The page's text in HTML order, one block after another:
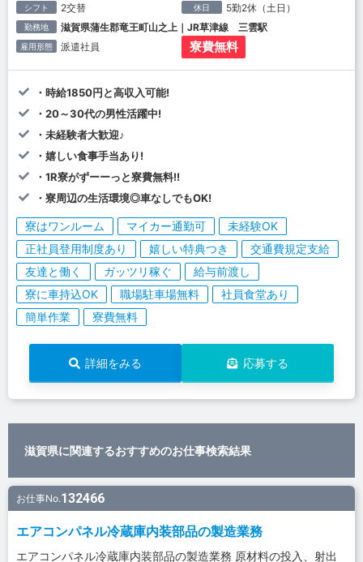
シフト 2交替 休日 5勤2休（土日）
勤務地 滋賀県蒲生郡竜王町山之上｜JR草津線 三雲駅
雇用形態 派遣社員 寮費無料
・時給1850円と高収入可能!
・20～30代の男性活躍中!
・未経験者大歓迎♪
・嬉しい食事手当あり!
・1R寮がずーーっと寮費無料!!
・寮周辺の生活環境◎車なしでもOK!
寮はワンルーム マイカー通勤可
未経験OK
正社員登用制度あり
嬉しい特典つき
交通費規定支給
友達と働く
ガッツリ稼ぐ
給与前渡し
寮に車持込OK
職場駐車場無料
社員食堂あり
簡単作業
寮費無料
詳細をみる 応募する
滋賀県に関連するおすすめのお仕事検索結果
お仕事No.132466
エアコンパネル冷蔵庫内装部品の製造業務
エアコンパネル冷蔵庫内装部品の製造業務 原材料の投入、射出